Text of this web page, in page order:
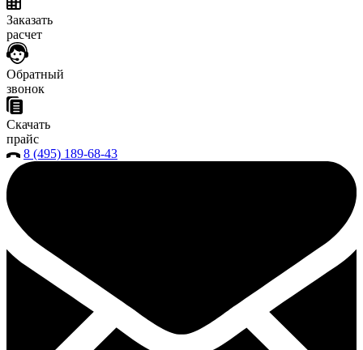
Заказать
расчет
Обратный
звонок
Скачать
прайс
8 (495) 189-68-43